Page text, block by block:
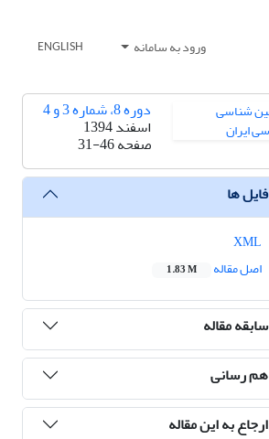
ورود به سامانه ENGLISH
دوره 8، شماره 3 و 4
اسفند 1394
صفحه31-46
فایل ها
اصل مقاله
1.83 M
سابقه مقاله
هم رسانی
ارجاع به این مقاله